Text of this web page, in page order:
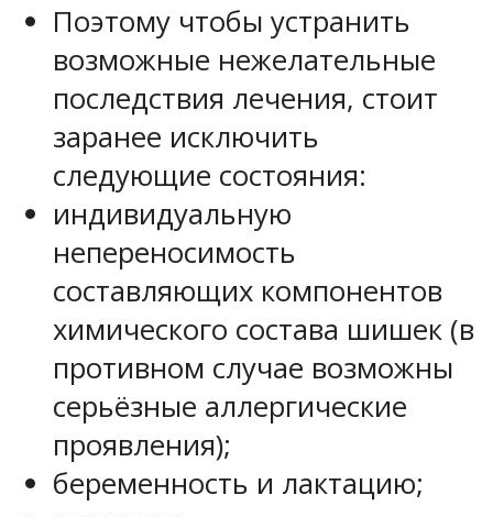
Поэтому чтобы устранить
возможные нежелательные
последствия лечения, стоит
заранее исключить
следующие состояния:
индивидуальную
непереносимость
составляющих компонентов
химического состава шишек (в
противном случае возможны
серьёзные аллергические
проявления);
беременность и лактацию;